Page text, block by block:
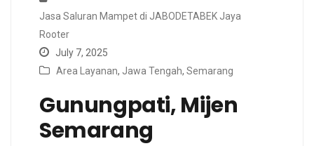
Jasa Saluran Mampet di JABODETABEK Jaya
Rooter
July 7, 2025
Area Layanan, Jawa Tengah, Semarang
Gunungpati, Mijen
Semarang